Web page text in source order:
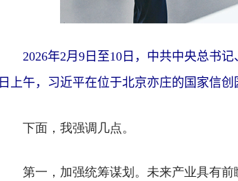
2026年2月9日至10日，中共中央总书记
日上午，习近平在位于北京亦庄的国家信
下面，我强调几点。
第一，加强统筹谋划。 未来产业具有